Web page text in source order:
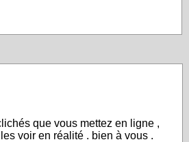
que vous mettez en ligne ,
voir en réalité . bien à vous .